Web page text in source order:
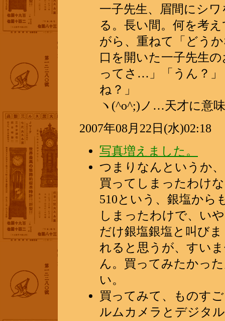
一子先生、眉間にシ
る。長い間。何を考
がら、重ねて「どう
口を開いた一子先生
ってさ…」「うん？
ね？」
ヽ(^o^;)ノ…天才に意
2007年08月22日(水)02:18
写真増えました。
つまりなんというか
買ってしまったわけ
510という、銀塩から
しまったわけで、い
だけ銀塩銀塩と叫び
れると思うが、すい
ん。買ってみたかっ
い。
買ってみて、ものす
ルムカメラとデジタ